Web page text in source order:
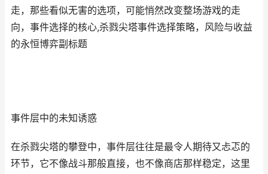
走，那些看似无害的选项，可能悄然改变整场游戏的走
向，事件选择的核心,杀戮尖塔事件选择策略，风险与收益
的永恒博弈副标题
事件层中的未知诱惑
在杀戮尖塔的攀登中，事件层往往是最令人期待又忐忑的
环节，它不像战斗那般直接，也不像商店那样稳定，这里